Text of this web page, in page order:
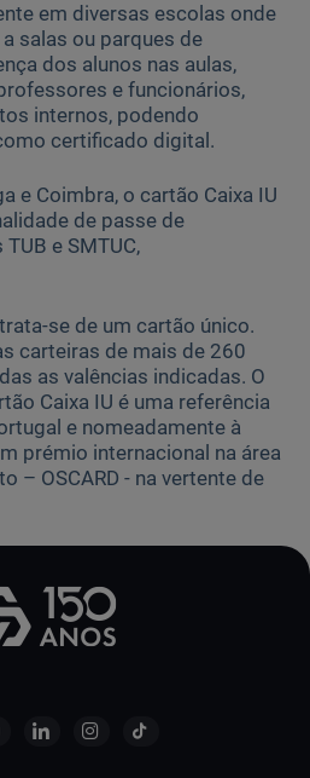
em diversas escolas onde
salas ou parques de
dos alunos nas aulas,
e funcionários,
internos, podendo
certificado digital.
e Coimbra, o cartão Caixa IU
de passe de
e SMTUC,
se de um cartão único.
carteiras de mais de 260
as valências indicadas. O
Caixa IU é uma referência
e nomeadamente à
prémio internacional na área
– OSCARD - na vertente de